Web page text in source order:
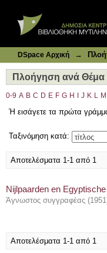
DSpace Αρχική →
Πλοήγηση ανά
0-9 A B C D E F G H J K L M
Ή εισάγετε τα πρώτα
Ταξινόμηση κατά:
Αποτελέσματα 1-1 από 1
Nijlpaarden en
Άγνωστος συγγραφέας (1951
Αποτελέσματα 1-1 από 1